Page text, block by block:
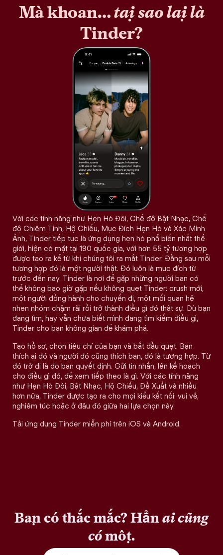
Mà khoan…tại sao lại là
Tinder?
Với các tính năng như Hẹn Hò Đôi, Chế độ Bật Nhạc, Chế
độ Chiêm Tinh, Hộ Chiếu, Mục Đích Hẹn Hò và Xác Minh
Ảnh, Tinder tiếp tục là ứng dụng hẹn hò phổ biến nhất thế
giới, hiện có mặt tại 190 quốc gia, với hơn 55 tỷ tương hợp
được tạo ra kể từ khi chúng tôi ra mắt Tinder. Đằng sau mỗi
tương hợp đó là một người thật. Đó luôn là mục đích từ
trước đến nay. Tinder là nơi để gặp những người bạn có
thể không bao giờ gặp nếu không quẹt Tinder: crush mới,
một người đồng hành cho chuyến đi, một mối quan hệ
nhen nhóm chậm rãi rồi trở thành điều gì đó thật sự. Dù bạn
đang tìm, hay vẫn chưa biết mình đang tìm kiếm điều gì,
Tinder cho bạn không gian để khám phá.
Tạo hồ sơ, chọn tiêu chí của bạn và bắt đầu quẹt. Bạn
thích ai đó và người đó cũng thích bạn, đó là tương hợp. Từ
đó trở đi là do bạn quyết định. Gửi tin nhắn, lên kế hoạch
cho điều gì đó, để xem tiếp theo là gì. Với các tính năng
như Hẹn Hò Đôi, Bật Nhạc, Hộ Chiếu, Đề Xuất và nhiều
hơn nữa, Tinder được tạo ra cho mọi kiểu kết nối: vui vẻ,
nghiêm túc hoặc ở đâu đó giữa hai lựa chọn này.
Tải ứng dụng Tinder miễn phí trên iOS và Android.
Bạn có thắc mắc? Hẳnai cũng
cómột.